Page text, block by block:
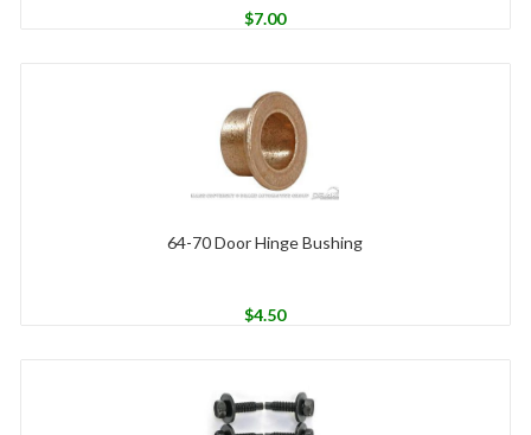
$7.00
64-70 Door Hinge Bushing
$4.50